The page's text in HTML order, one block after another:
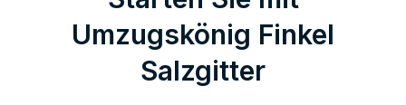
Umzugskönig Finkel
Salzgitter